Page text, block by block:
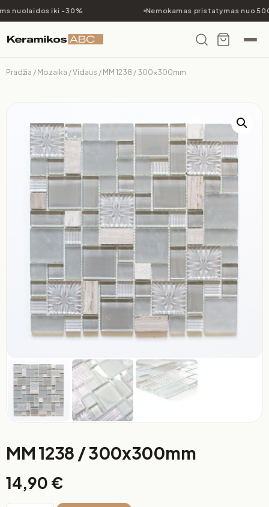
nuolaidos iki -30% Nemokamas pristatymas nuo 500€
Pradžia / Mozaika /Vidaus / MM 1238 / 300x300mm
MM 1238 / 300x300mm
14,90 €